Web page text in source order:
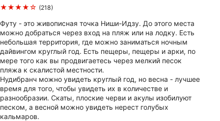
★★★★☆ (218)
Футу - это живописная точка Ниши-Идзу. До этого места
можно добраться через вход на пляж или на лодку. Есть
небольшая территория, где можно заниматься ночным
дайвингом круглый год. Есть пещеры, пещеры и арки, по
мере того как вы продвигаетесь через мелкий песок
пляжа к скалистой местности.
Нудибранч можно увидеть круглый год, но весна - лучшее
время для того, чтобы увидеть их в количестве и
разнообразии. Скаты, плоские черви и акулы изобилуют
песком, а весной можно увидеть нерест голубых
кальмаров.